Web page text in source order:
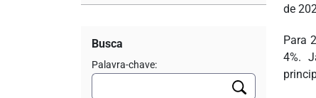
de
Para
4%.
Busca
Palavra-chave: